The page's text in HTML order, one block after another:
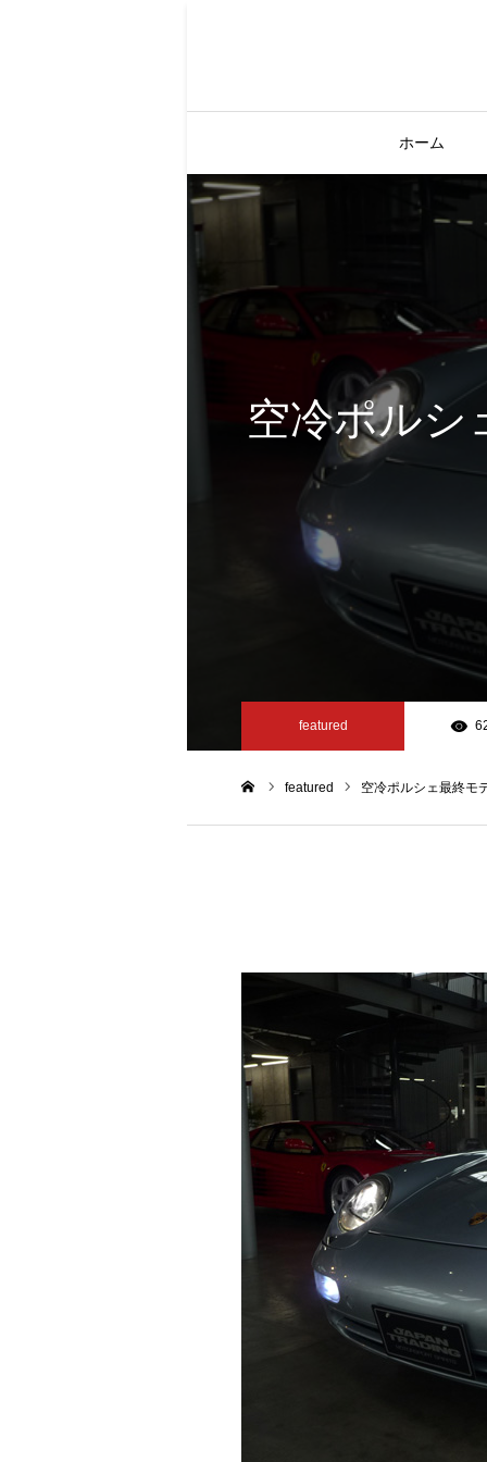
ホーム
空冷ポルシ
featured
featured 空冷ポルシェ最終モ